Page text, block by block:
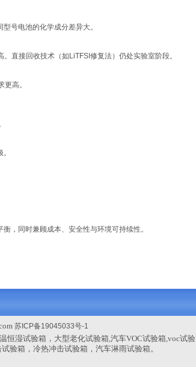
号电池的化学成分差异大。
直接回收技术（如LiTFSI修复法）仍处实验室阶段。
高。
，同时兼顾成本、安全性与环境可持续性。
苏ICP备19045033号-1
恒湿试验箱，大型老化试验箱,汽车VOC试验箱,voc试验
验箱，冷热冲击试验箱，汽车淋雨试验箱。